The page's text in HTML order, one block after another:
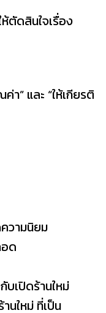
ตัดสินใจเรื่อง
” และ “ให้เกียรติ
วามนิยม
ด
บเปิดร้านใหม่
ใหม่ ที่เป็น